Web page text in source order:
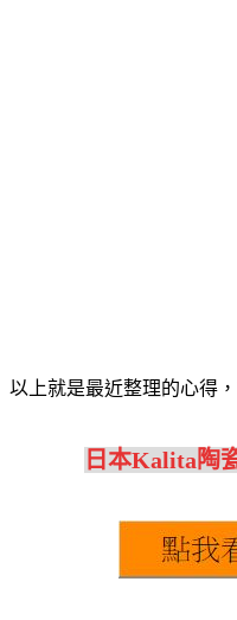
以上就是最近整理的心得
日本Kalita陶